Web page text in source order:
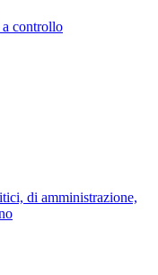
controllo
di amministrazione,